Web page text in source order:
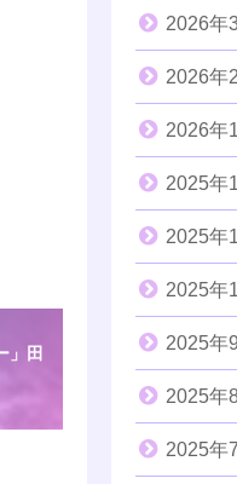
」田
2026年
2026年
2026年
2025年
2025年
2025年
2025年
2025年
2025年